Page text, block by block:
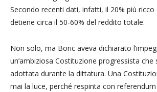
Secondo recenti dati, infatti, il 20% più
detiene circa il 50-60% del reddito totale.
Non solo, ma Boric aveva dichiarato
un’ambiziosa Costituzione progressista che
adottata durante la dittatura. Una
mai la luce, perché respinta con